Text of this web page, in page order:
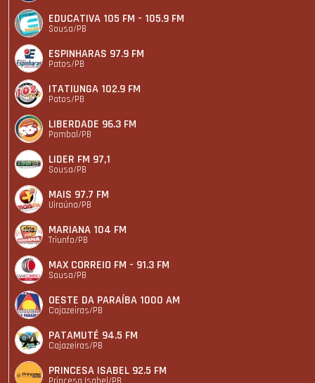
EDUCATIVA 105 FM - 105.9 FM
Sousa/PB
ESPINHARAS 97.9 FM
Patos/PB
ITATIUNGA 102.9 FM
Patos/PB
LIBERDADE 96.3 FM
Pombal/PB
LIDER FM 97,1
Sousa/PB
MAIS 97.7 FM
Uiraúna/PB
MARIANA 104 FM
Triunfo/PB
MAX CORREIO FM - 91.3 FM
Sousa/PB
OESTE DA PARAÍBA 1000 AM
Cajazeiras/PB
PATAMUTÉ 94.5 FM
Cajazeiras/PB
PRINCESA ISABEL 92.5 FM
Princesa Isabel/PB